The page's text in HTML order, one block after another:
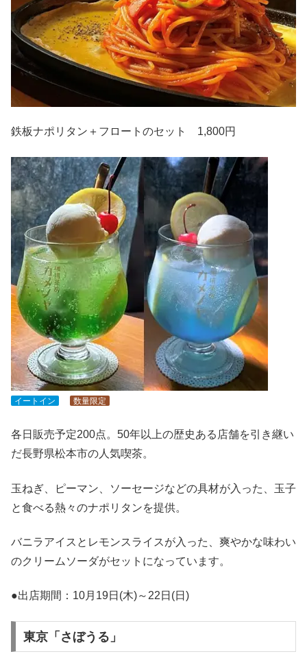
鉄板ナポリタン＋フロートのセット 1,800円
イートイン 数量限定
各日販売予定200点。50年以上の歴史ある店舗を引き継い
だ長野県松本市の人気喫茶。
玉ねぎ、ピーマン、ソーセージなどの具材が入った、玉子
と食べる熱々のナポリタンを提供。
バニラアイスとレモンスライスが入った、爽やかな味わい
のクリームソーダがセットになっています。
●出店期間：10月19日(木)～22日(日)
東京「さぼうる」